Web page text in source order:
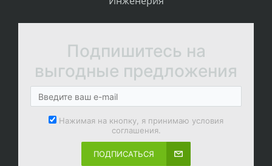
Подпишитесь на
выгодные предложения
Нажимая на кнопку, я принимаю условия
соглашения.
ПОДПИСАТЬСЯ